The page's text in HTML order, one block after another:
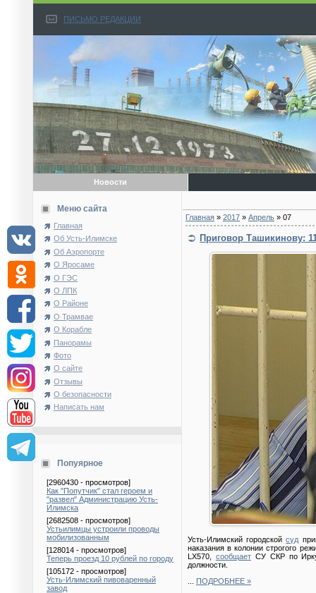
ПИСЬМО РЕДАКЦИИ
Новости
Меню сайта
Главная
Об Усть-Илимске
Об Аэропорте
О Яросаме
О ГЭС
О ЛПК
О Районе
О Трамвае
О Корабле
Панорамы
Фото
О сайте
Отзывы
О безопасности
Написать нам
Попуярное
[2960430 - просмотров]
Как "Попутчик" стал героем и
"развел" Администрацию Усть-
Илимска
[2682508 - просмотров]
Устьилимцы устроили проводы
мобилизованным
[128014 - просмотров]
Теперь проезд 10 рублей по городу
[105172 - просмотров]
Усть-Илимский пивоваренный
завод
Главная » 2017 » Апрель » 07
Приговор Ташикинову:
Усть-Илимский городскойсуд
наказания в колонии строгого
LX570, сообщаетСУ СКР по
должности.
ПОДРОБНЕЕ »